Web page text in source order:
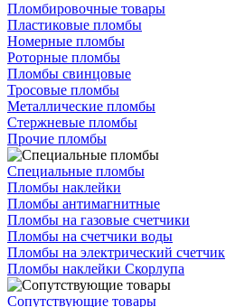
Пломбировочные товары
Пластиковые пломбы
Номерные пломбы
Роторные пломбы
Пломбы свинцовые
Тросовые пломбы
Металлические пломбы
Стержневые пломбы
Прочие пломбы
Специальные пломбы
Пломбы наклейки
Пломбы антимагнитные
Пломбы на газовые счетчики
Пломбы на счетчики воды
Пломбы на электрический счетчик
Пломбы наклейки Скорлупа
Сопутствующие товары